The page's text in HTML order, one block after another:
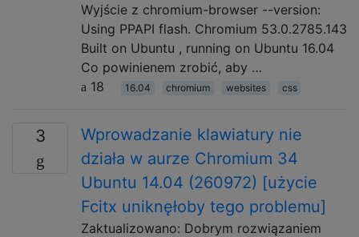
Wyjście z chromium-browser --version:
Using PPAPI flash. Chromium 53.0.2785.143
Built on Ubuntu , running on Ubuntu 16.04
Co powinienem zrobić, aby …
18
16.04 chromium websites css
3
Wprowadzanie klawiatury nie
działa w aurze Chromium 34
Ubuntu 14.04 (260972) [użycie
Fcitx uniknęłoby tego problemu]
Zaktualizowano: Dobrym rozwiązaniem